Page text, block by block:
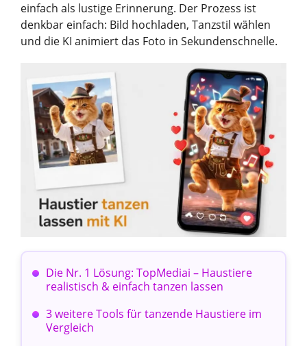
einfach als lustige Erinnerung. Der Prozess ist
denkbar einfach: Bild hochladen, Tanzstil wählen
und die KI animiert das Foto in Sekundenschnelle.
Die Nr. 1 Lösung: TopMediai – Haustiere
realistisch & einfach tanzen lassen
3 weitere Tools für tanzende Haustiere im
Vergleich